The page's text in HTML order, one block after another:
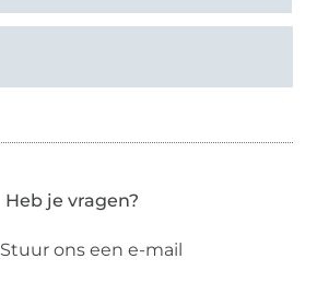
Heb je vragen?
Stuur ons een e-mail